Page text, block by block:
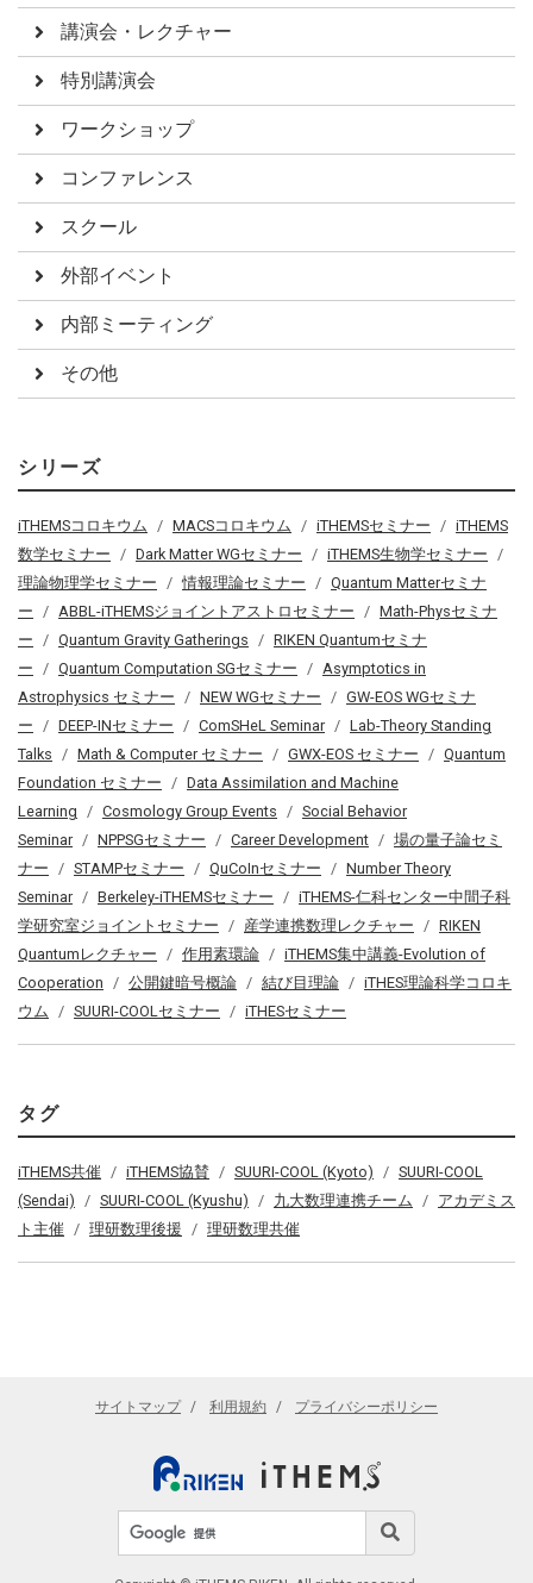
講演会・レクチャー
特別講演会
ワークショップ
コンファレンス
スクール
外部イベント
内部ミーティング
その他
シリーズ
iTHEMSコロキウム MACSコロキウム iTHEMSセミナー
iTHEMS
数学セミナー
Dark Matter WGセミナー
iTHEMS生物学セミナー
理論物理学セミナー
情報理論セミナー
Quantum Matterセミナ
ー
ABBL-iTHEMSジョイントアストロセミナー
Math-Physセミナ
ー
Quantum Gravity Gatherings
RIKEN Quantumセミナ
ー
Quantum Computation SGセミナー
Asymptotics in
Astrophysics セミナー
NEW WGセミナー
GW-EOS WGセミナ
ー
DEEP-INセミナー ComSHeL Seminar
Lab-Theory Standing
Talks
Math & Computer セミナー GWX-EOS セミナー
Quantum
Foundation セミナー
Data Assimilation and Machine
Learning
Cosmology Group Events
Social Behavior
Seminar
NPPSGセミナー Career Development
場の量子論セミ
ナー
STAMPセミナー QuCoInセミナー
Number Theory
Seminar
Berkeley-iTHEMSセミナー
iTHEMS-仁科センター中間子科
学研究室ジョイントセミナー
産学連携数理レクチャー
RIKEN
Quantumレクチャー
作用素環論
iTHEMS集中講義-Evolution of
Cooperation
公開鍵暗号概論 結び目理論
iTHES理論科学コロキ
ウム
SUURI-COOLセミナー iTHESセミナー
タグ
iTHEMS共催 iTHEMS協賛 SUURI-COOL (Kyoto)
SUURI-COOL
(Sendai)
SUURI-COOL (Kyushu) 九大数理連携チーム
アカデミス
ト主催
理研数理後援 理研数理共催
サイトマップ 利用規約 プライバシーポリシー